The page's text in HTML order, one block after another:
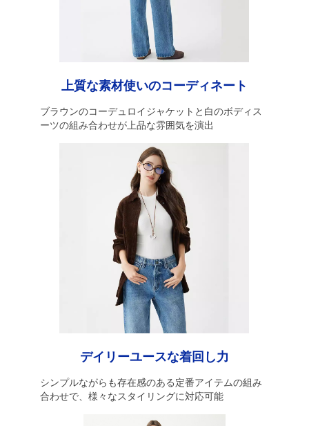
上質な素材使いのコーディネート
ブラウンのコーデュロイジャケットと白のボディス
ーツの組み合わせが上品な雰囲気を演出
デイリーユースな着回し力
シンプルながらも存在感のある定番アイテムの組み
合わせで、様々なスタイリングに対応可能